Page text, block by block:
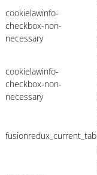
cookielawinfo-
checkbox-non-
necessary
cookielawinfo-
checkbox-non-
necessary
fusionredux_current_tab